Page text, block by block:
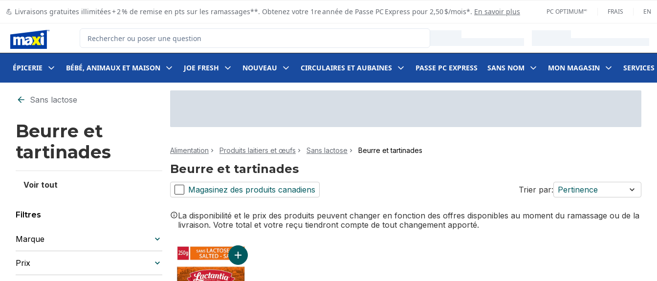
💪 Livraisons gratuites illimitées + 2 % de remise en pts sur les ramassages**. Obtenez votre 1re année de Passe PC Express pour 2,50 $/mois*. En savoir plus PC OPTIMUM🅪 FRAIS EN
Rechercher des produits
ÉPICERIE BÉBÉ, ANIMAUX ET MAISON JOE FRESH NOUVEAU CIRCULAIRES ET AUBAINES PASSE PC EXPRESS SANS NOM MON MAGASIN SERVICES
Passer au filtrage du contenu
Sans lactose
Beurre et
tartinades
Voir tout
Filtres
Marque
Prix
Alimentation Produits laitiers et œufs Sans lactose Beurre et tartinades
Beurre et tartinades
Magasinez des produits canadiens Trier par: Pertinence
La disponibilité et le prix des produits peuvent changer en fonction des offres disponibles au moment du ramassage ou de la
livraison. Votre total et votre reçu tiendront compte de tout changement apporté.
Ajouter Beurre salé sans lactose. au panier